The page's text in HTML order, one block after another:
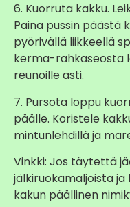
6. Kuorruta kakku.
Paina pussin päästä
pyörivällä liikkeellä
kerma-rahkaseosta
reunoille asti.
7. Pursota loppu
päälle. Koristele
mintunlehdillä ja
Vinkki: Jos täytettä
jälkiruokamaljoista
kakun päällinen